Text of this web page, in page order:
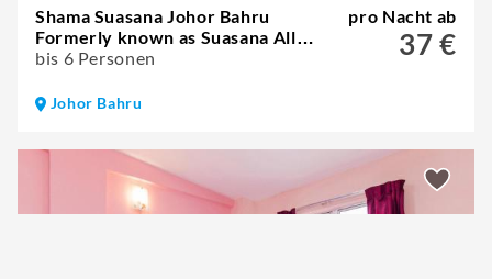
Shama Suasana Johor Bahru
Formerly known as Suasana All
Suites Hotels Johor Bahru
bis 6 Personen
pro Nacht ab
37 €
Johor Bahru